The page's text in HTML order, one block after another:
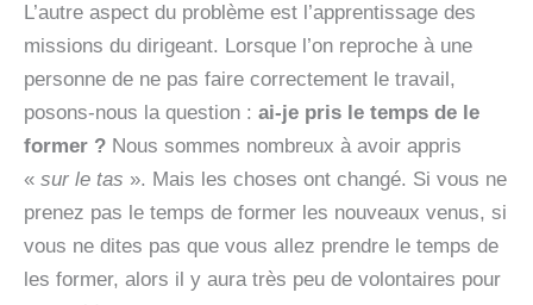
L’autre aspect du problème est l’apprentissage des
missions du dirigeant. Lorsque l’on reproche à une
personne de ne pas faire correctement le travail,
posons-nous la question : ai-je pris le temps de le
former ? Nous sommes nombreux à avoir appris
« sur le tas ». Mais les choses ont changé. Si vous ne
prenez pas le temps de former les nouveaux venus, si
vous ne dites pas que vous allez prendre le temps de
les former, alors il y aura très peu de volontaires pour